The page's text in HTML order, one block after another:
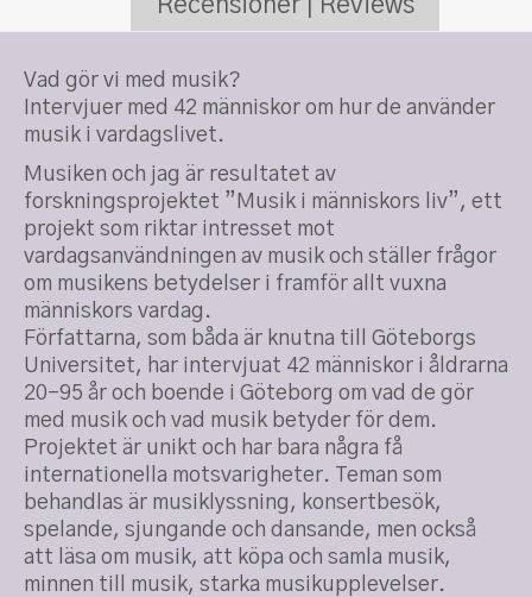
Recensioner | Reviews
Vad gör vi med musik?
Intervjuer med 42 människor om hur de använder
musik i vardagslivet.
Musiken och jag är resultatet av
forskningsprojektet ”Musik i männi­skors liv”, ett
projekt som riktar intresset mot
vardagsanvändningen av musik och ställer frågor
om musikens betydelser i framför allt vuxna
människors vardag.
Författarna, som båda är knutna till Göteborgs
Universitet, har intervjuat 42 människor i åldrarna
20–95 år och boende i Göteborg om vad de gör
med musik och vad musik betyder för dem.
Projektet är unikt och har bara några få
internationella motsvarigheter. Teman som
behandlas är musiklyssning, konsertbesök,
spelande, sjungande och dansande, men också
att läsa om musik, att köpa och samla musik,
minnen till musik, starka musikupplevelser.